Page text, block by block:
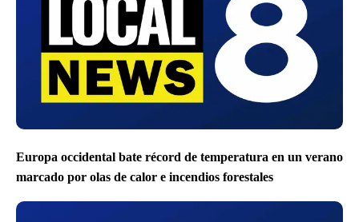
Europa occidental bate récord de temperatura en un verano
marcado por olas de calor e incendios forestales